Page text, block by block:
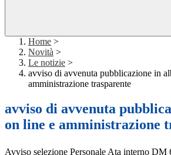
Home >
Novità >
Le notizie >
avviso di avvenuta pubblicazione in
amministrazione trasparente
avviso di avvenuta
on line e amministrazione
Avviso selezione Personale Ata interno DM